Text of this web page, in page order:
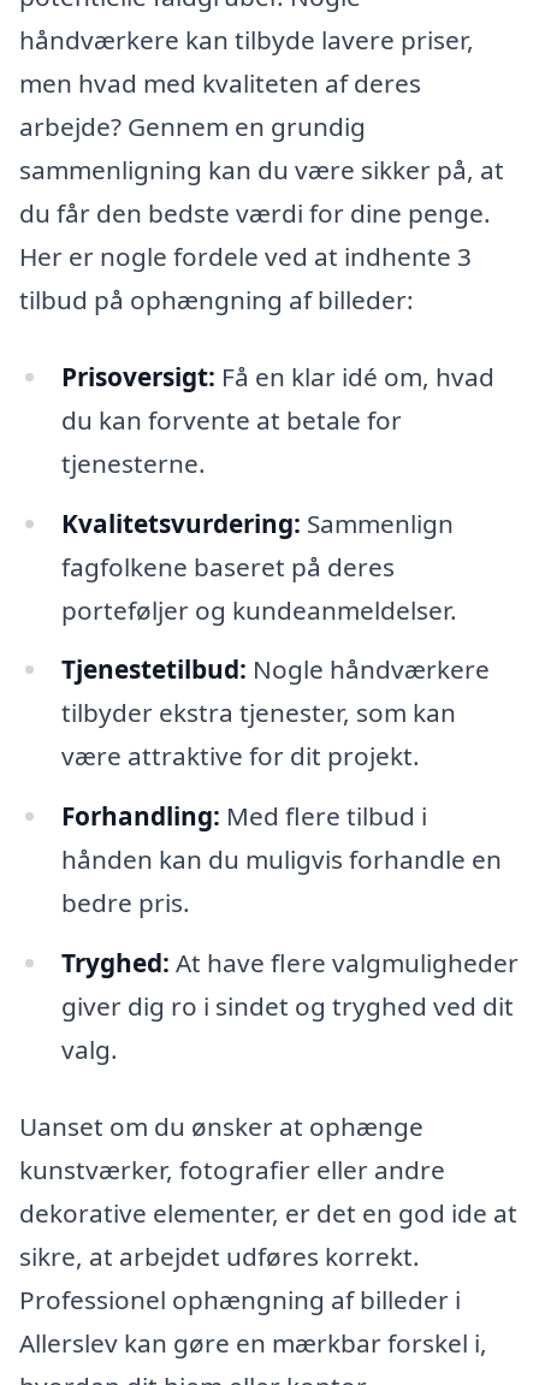
håndværkere kan tilbyde lavere priser,
men hvad med kvaliteten af deres
arbejde? Gennem en grundig
sammenligning kan du være sikker på, at
du får den bedste værdi for dine penge.
Her er nogle fordele ved at indhente 3
tilbud på ophængning af billeder:
Prisoversigt: Få en klar idé om, hvad
du kan forvente at betale for
tjenesterne.
Kvalitetsvurdering: Sammenlign
fagfolkene baseret på deres
porteføljer og kundeanmeldelser.
Tjenestetilbud: Nogle håndværkere
tilbyder ekstra tjenester, som kan
være attraktive for dit projekt.
Forhandling: Med flere tilbud i
hånden kan du muligvis forhandle en
bedre pris.
Tryghed: At have flere valgmuligheder
giver dig ro i sindet og tryghed ved dit
valg.
Uanset om du ønsker at ophænge
kunstværker, fotografier eller andre
dekorative elementer, er det en god ide at
sikre, at arbejdet udføres korrekt.
Professionel ophængning af billeder i
Allerslev kan gøre en mærkbar forskel i,